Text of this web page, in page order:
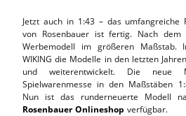
Jetzt auch in 1:43 – das umfangreiche
von Rosenbauer ist fertig. Nach
Werbemodell im größeren Maßstab.
WIKING die Modelle in den letzten
und weiterentwickelt. Die neue
Spielwarenmesse in den Maßstäben
Nun ist das runderneuerte Modell
Rosenbauer Onlineshop verfügbar.